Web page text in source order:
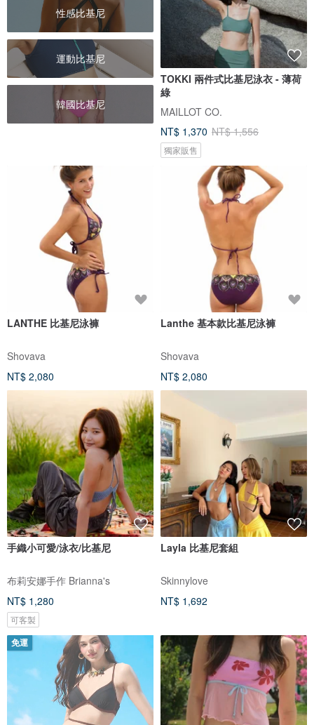
性感比基尼
運動比基尼
韓國比基尼
TOKKI 兩件式比基尼泳衣 - 薄荷
綠
MAILLOT CO.
NT$ 1,370 NT$ 1,556
獨家販售
LANTHE 比基尼泳褲
Shovava
NT$ 2,080
Lanthe 基本款比基尼泳褲
Shovava
NT$ 2,080
手織小可愛/泳衣/比基尼
布莉安娜手作 Brianna's
NT$ 1,280
可客製
Layla 比基尼套組
Skinnylove
NT$ 1,692
免運